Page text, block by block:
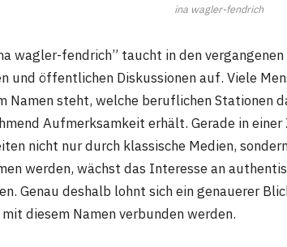
ina wagler-fendrich
wagler-fendrich” taucht in den
und öffentlichen Diskussionen auf. Viele
Namen steht, welche beruflichen Stationen
Aufmerksamkeit erhält. Gerade in
nicht nur durch klassische Medien,
werden, wächst das Interesse an
Genau deshalb lohnt sich ein genauerer
diesem Namen verbunden werden.